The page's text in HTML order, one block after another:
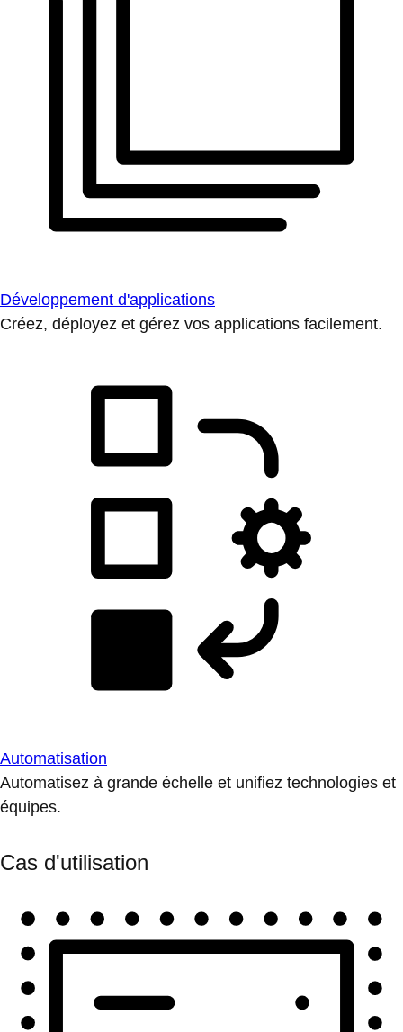
Développement d'applications
Créez, déployez et gérez vos applications facilement.
Automatisation
Automatisez à grande échelle et unifiez technologies et
équipes.
Cas d'utilisation